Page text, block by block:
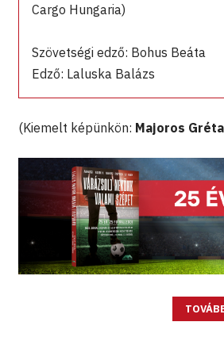
Cargo Hungaria)
Szövetségi edző: Bohus Beáta
Edző: Laluska Balázs
(Kiemelt képünkön: Majoros Gréta